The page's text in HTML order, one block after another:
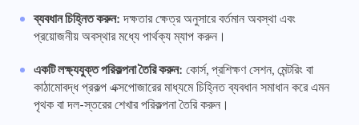
ব্যবধান চিহ্নিত করুন:দক্ষতার ক্ষেত্র অনুসারে বর্তমান অবস্থা এবং
প্রয়োজনীয় অবস্থার মধ্যে পার্থক্য ম্যাপ করুন।
একটি লক্ষ্যযুক্ত পরিকল্পনা তৈরি করুন: কোর্স, প্রশিক্ষণ সেশন, মেন্টরিং বা
কাঠামোবদ্ধ প্রকল্প এক্সপোজারের মাধ্যমে চিহ্নিত ব্যবধান সমাধান করে এমন
পৃথক বা দল-স্তরের শেখার পরিকল্পনা তৈরি করুন।
প্রেরণ
"পাঠান" বোতামে ক্লিক করার মাধ্যমে, আপনি নিম্নলিখিত নথি অনুযায়ী আপনার
ব্যক্তিগত তথ্যের প্রক্রিয়াকরণে সম্মতি প্রদান করছেন:
প্রেরণ